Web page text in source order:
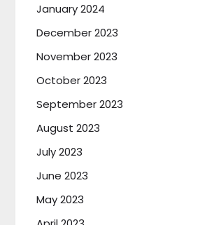
January 2024
December 2023
November 2023
October 2023
September 2023
August 2023
July 2023
June 2023
May 2023